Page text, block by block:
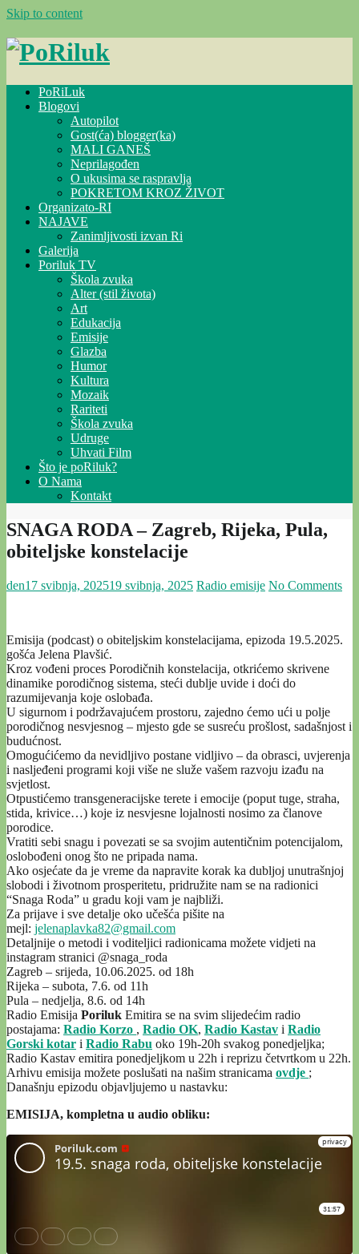
Skip to content
PoRiLuk
Blogovi
Autopilot
Gost(ća) blogger(ka)
MALI GANEŠ
Neprilagođen
O ukusima se raspravlja
POKRETOM KROZ ŽIVOT
Organizato-RI
NAJAVE
Zanimljivosti izvan Ri
Galerija
Poriluk TV
Škola zvuka
Alter (stil života)
Art
Edukacija
Emisije
Glazba
Humor
Kultura
Mozaik
Rariteti
Škola zvuka
Udruge
Uhvati Film
Što je poRiluk?
O Nama
Kontakt
SNAGA RODA – Zagreb, Rijeka, Pula,
obiteljske konstelacije
den17 svibnja, 202519 svibnja, 2025 Radio emisije No Comments
Emisija (podcast) o obiteljskim konstelacijama, epizoda 19.5.2025.
gošća Jelena Plavšić.
Kroz vođeni proces Porodičnih konstelacija, otkrićemo skrivene
dinamike porodičnog sistema, steći dublje uvide i doći do
razumijevanja koje oslobađa.
U sigurnom i podržavajućem prostoru, zajedno ćemo ući u polje
porodičnog nesvjesnog – mjesto gde se susreću prošlost, sadašnjost i
budućnost.
Omogućićemo da nevidljivo postane vidljivo – da obrasci, uvjerenja
i nasljeđeni programi koji više ne služe vašem razvoju izađu na
svjetlost.
Otpustićemo transgeneracijske terete i emocije (poput tuge, straha,
stida, krivice…) koje iz nesvjesne lojalnosti nosimo za članove
porodice.
Vratiti sebi snagu i povezati se sa svojim autentičnim potencijalom,
oslobođeni onog što ne pripada nama.
Ako osjećate da je vreme da napravite korak ka dubljoj unutrašnjoj
slobodi i životnom prosperitetu, pridružite nam se na radionici
“Snaga Roda” u gradu koji vam je najbliži.
Za prijave i sve detalje oko učešća pišite na
mejl: jelenaplavka82@gmail.com
Detaljnije o metodi i voditeljici radionicama možete vidjeti na
instagram stranici @snaga_roda
Zagreb – srijeda, 10.06.2025. od 18h
Rijeka – subota, 7.6. od 11h
Pula – nedjelja, 8.6. od 14h
Radio Emisija Poriluk Emitira se na svim slijedećim radio
postajama: Radio Korzo , Radio OK, Radio Kastav i Radio
Gorski kotar i Radio Rabu oko 19h-20h svakog ponedjeljka;
Radio Kastav emitira ponedjeljkom u 22h i reprizu četvrtkom u 22h.
Arhivu emisija možete poslušati na našim stranicama ovdje ;
Današnju epizodu objavljujemo u nastavku:
EMISIJA, kompletna u audio obliku: